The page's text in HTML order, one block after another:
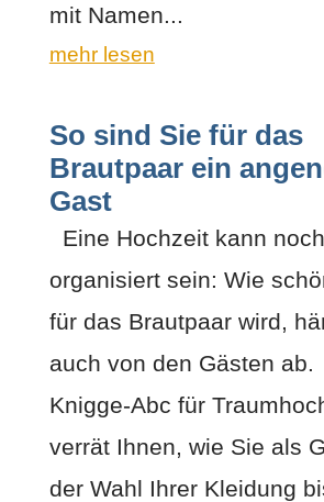
mit Namen...
mehr lesen
So sind Sie für das
Brautpaar ein
Gast
Eine Hochzeit kann
organisiert sein: Wie
für das Brautpaar wird,
auch von den Gästen
Knigge-Abc für
verrät Ihnen, wie Sie als
der Wahl Ihrer Kleidung